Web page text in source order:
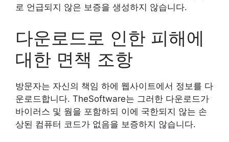
로 언급되지 않은 보증을 생성하지 않습니다.
다운로드로 인한 피해에
대한 면책 조항
방문자는 자신의 책임 하에 웹사이트에서 정보를 다
운로드합니다. TheSoftware는 그러한 다운로드가
바이러스 및 웜을 포함하되 이에 국한되지 않는 손
상된 컴퓨터 코드가 없음을 보증하지 않습니다.